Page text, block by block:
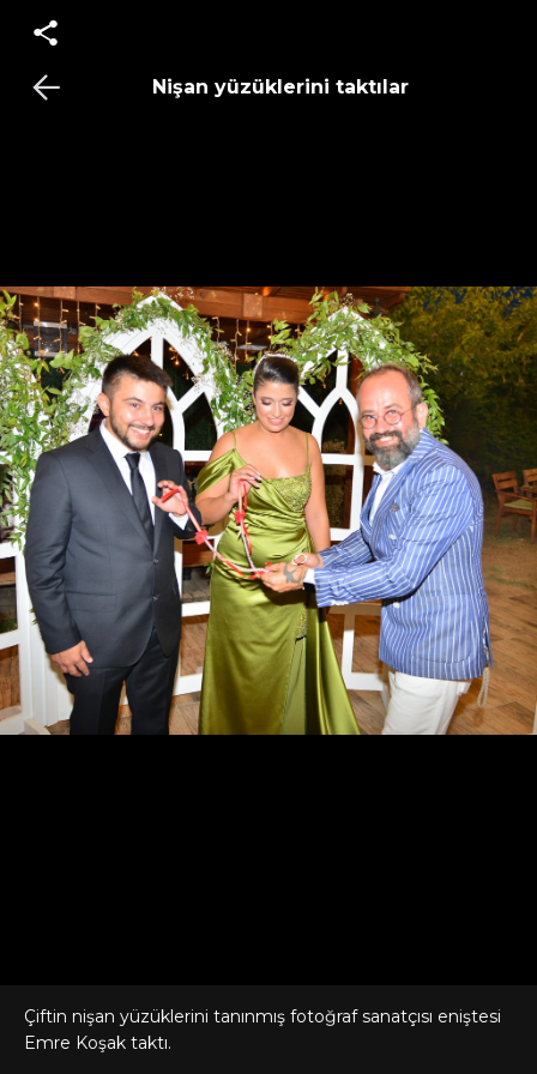
Nişan yüzüklerini taktılar
Çiftin nişan yüzüklerini tanınmış fotoğraf sanatçısı eniştesi
Emre Koşak taktı.